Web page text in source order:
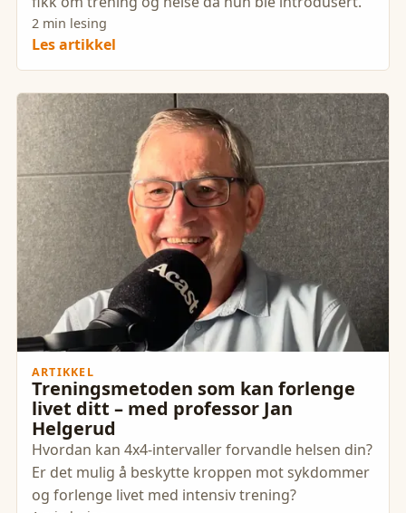
2 min lesing
Les artikkel
ARTIKKEL
Treningsmetoden som kan forlenge
livet ditt – med professor Jan
Helgerud
Hvordan kan 4x4-intervaller forvandle helsen din?
Er det mulig å beskytte kroppen mot sykdommer
og forlenge livet med intensiv trening?